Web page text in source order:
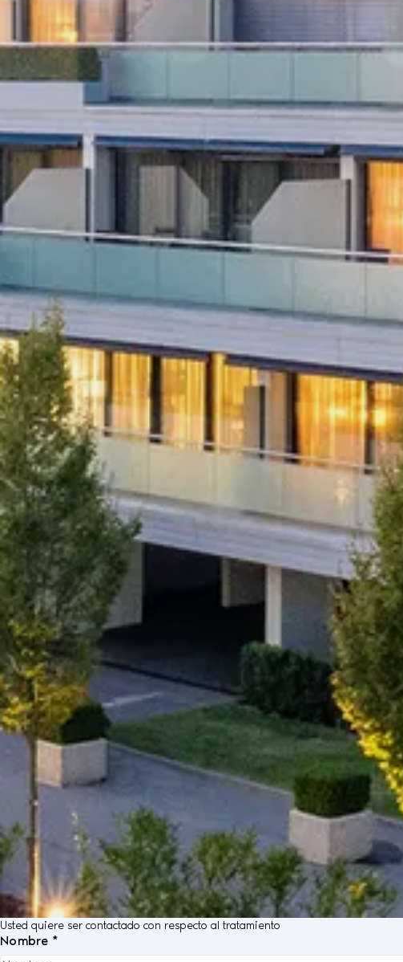
Usted quiere ser contactado con respecto al tratamiento
Nombre *